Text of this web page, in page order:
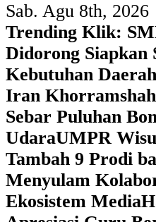
Sab. Agu 8th, 2026
Trending Klik:
Didorong Siapkan
Kebutuhan Daerah
Iran
Sebar Puluhan
UdaraUMPR
Tambah 9 Prodi
Menyulam
Ekosistem Media